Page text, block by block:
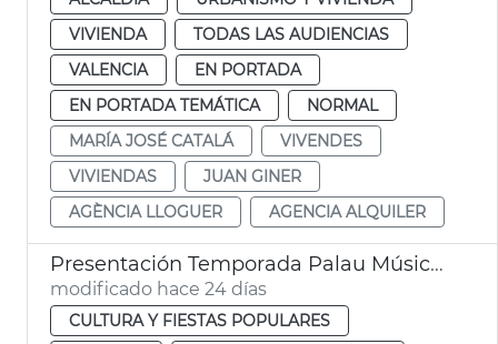
VIVIENDA
TODAS LAS AUDIENCIAS
VALENCIA
EN PORTADA
EN PORTADA TEMÁTICA
NORMAL
MARÍA JOSÉ CATALÁ
VIVENDES
VIVIENDAS
JUAN GINER
AGÈNCIA LLOGUER
AGENCIA ALQUILER
Presentación Temporada Palau Música València
modificado hace 24 días
CULTURA Y FIESTAS POPULARES